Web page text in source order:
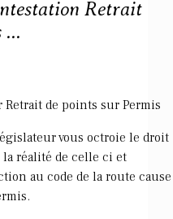
Retrait
...
de points sur Permis
vous octroie le droit
réalité de celle ci et
au code de la route cause